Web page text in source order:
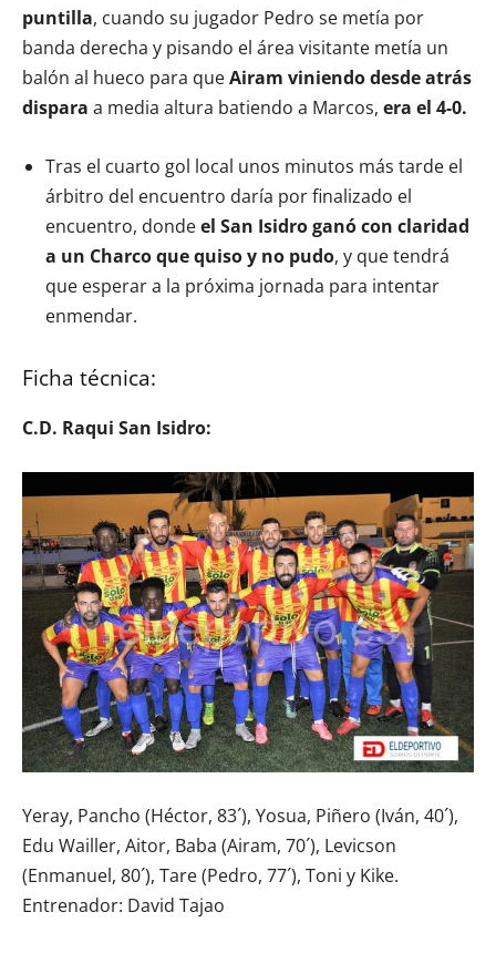
puntilla, cuando su jugador Pedro se metía por
banda derecha y pisando el área visitante metía un
balón al hueco para queAiram viniendo desde atrás
dispara a media altura batiendo a Marcos, era el 4-0.
Tras el cuarto gol local unos minutos más tarde el
árbitro del encuentro daría por finalizado el
encuentro, dondeel San Isidro ganó con claridad
a un Charco que quiso y no pudo, y que tendrá
que esperar a la próxima jornada para intentar
enmendar.
Ficha técnica:
C.D. Raqui San Isidro:
Yeray, Pancho (Héctor, 83´), Yosua, Piñero (Iván, 40´),
Edu Wailler, Aitor, Baba (Airam, 70´), Levicson
(Enmanuel, 80´), Tare (Pedro, 77´), Toni y Kike.
Entrenador: David Tajao